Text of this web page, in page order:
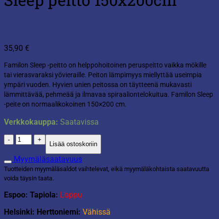
35,90 €
Familon Sleep -peitto on helppohoitoinen peruspeitto vaikka mökille
tai vierasvaraksi yövieraille. Peiton lämpimyys miellyttää useimpia
ympäri vuoden. Hyvien unien peitossa on täytteenä mukavasti
lämmittävää, pehmeää ja ilmavaa spiraaliontelokuitua. Familon Sleep
-peite on normaalikokoinen 150×200 cm.
Verkkokauppa: Saatavissa
Sleep
peitto
150x200cm
määrä
Lisää ostoskoriin
Myymäläsaatavuus
Tuotteiden myymäläsaldot vaihtelevat, eikä myymäläkohtaista saatavuutta
voida täysin taata.
Espoo: Tapiola: Loppu
Helsinki: Herttoniemi: Vähissä